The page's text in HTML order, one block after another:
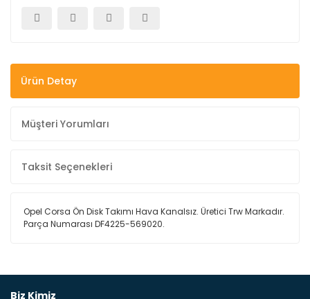
Ürün Detay
Müşteri Yorumları
Taksit Seçenekleri
Opel Corsa Ön Disk Takımı Hava Kanalsız. Üretici Trw Markadır.
Parça Numarası DF4225-569020.
Biz Kimiz